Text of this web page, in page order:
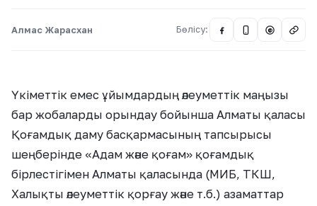
Алмас Жарасхан Бөлісу: @
Үкіметтік емес ұйымдардың әлеуметтік маңызы
бар жобаларды орындау бойынша Алматы қаласы
Қоғамдық даму басқармасының тапсырысы
шеңберінде «Адам және қоғам» қоғамдық
бірлестігімен Алматы қаласында (МИБ, ТКШ,
Халықты әлеуметтік қорғау және т.б.) азаматтар